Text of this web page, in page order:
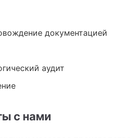
документацией
аудит
с нами